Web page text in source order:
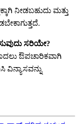
ನೀಡಬಹುದು ಮತ್ತು
ಸರಿಯೇ?
ಔಪಚಾರಿಕವಾಗಿ